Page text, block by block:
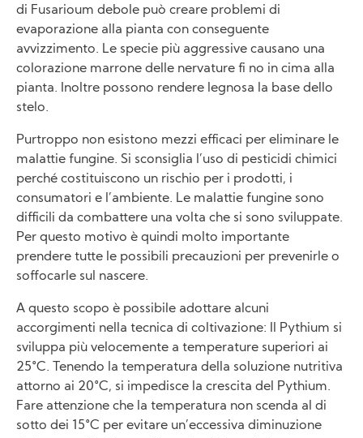
di Fusarioum debole può creare problemi di
evaporazione alla pianta con conseguente
avvizzimento. Le specie più aggressive causano una
colorazione marrone delle nervature fi no in cima alla
pianta. Inoltre possono rendere legnosa la base dello
stelo.
Purtroppo non esistono mezzi efficaci per eliminare le
malattie fungine. Si sconsiglia l’uso di pesticidi chimici
perché costituiscono un rischio per i prodotti, i
consumatori e l’ambiente. Le malattie fungine sono
difficili da combattere una volta che si sono sviluppate.
Per questo motivo è quindi molto importante
prendere tutte le possibili precauzioni per prevenirle o
soffocarle sul nascere.
A questo scopo è possibile adottare alcuni
accorgimenti nella tecnica di coltivazione: Il Pythium si
sviluppa più velocemente a temperature superiori ai
25°C. Tenendo la temperatura della soluzione nutritiva
attorno ai 20°C, si impedisce la crescita del Pythium.
Fare attenzione che la temperatura non scenda al di
sotto dei 15°C per evitare un’eccessiva diminuzione